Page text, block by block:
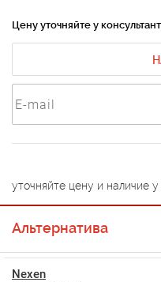
Цену уточняйте у
уточняйте цену и наличие
Альтернатива
Nexen